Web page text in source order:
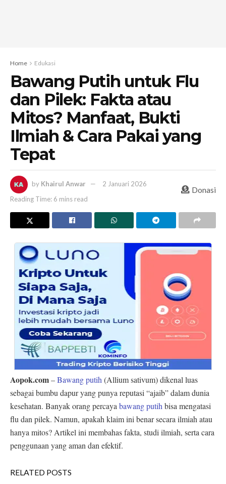
Home Edukasi
Bawang Putih untuk Flu
dan Pilek: Fakta atau
Mitos? Manfaat, Bukti
Ilmiah & Cara Pakai yang
Tepat
by Khairul Anwar
2 Januari 2026
Reading Time: 6 mins read
Donasi
Aopok.com–Bawang putih(Allium sativum) dikenal luas
sebagai bumbu dapur yang punya reputasi “ajaib” dalam dunia
kesehatan. Banyak orang percayabawang putihbisa mengatasi
flu dan pilek. Namun, apakah klaim ini benar secara ilmiah atau
hanya mitos? Artikel ini membahas fakta, studi ilmiah, serta cara
penggunaan yang aman dan efektif.
RELATED POSTS